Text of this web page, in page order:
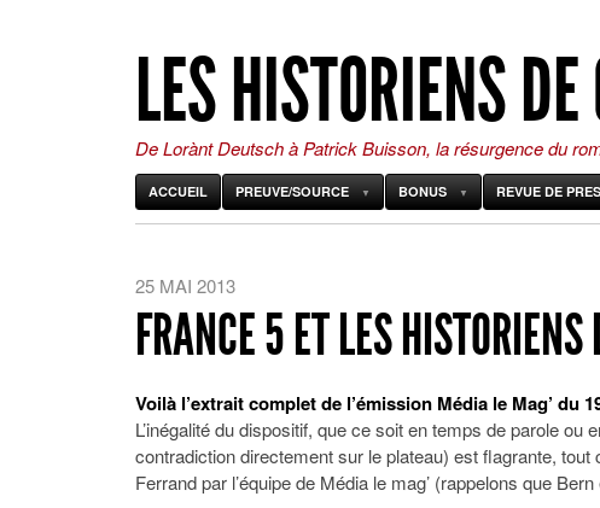
LES HISTORIENS
De Lorànt Deutsch à Patrick Buisson, la résurgence du
ACCUEIL PREUVE/SOURCE BONUS REVUE DE
25 MAI 2013
FRANCE 5 ET LES
Voilà l’extrait complet de l’émission Média le Mag’ du
L’inégalité du dispositif, que ce soit en temps de parole
contradiction directement sur le plateau) est flagrante,
Ferrand par l’équipe de Média le mag’ (rappelons que